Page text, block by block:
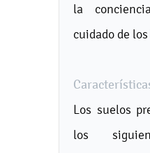
la
cuidado de
Los suelos
los